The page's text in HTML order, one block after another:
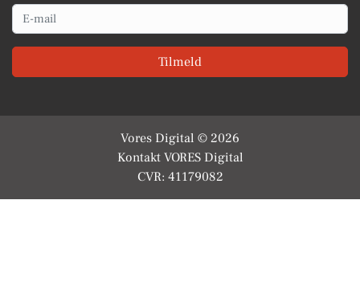
Email
Tilmeld
Vores Digital © 2026
Kontakt VORES Digital
CVR: 41179082